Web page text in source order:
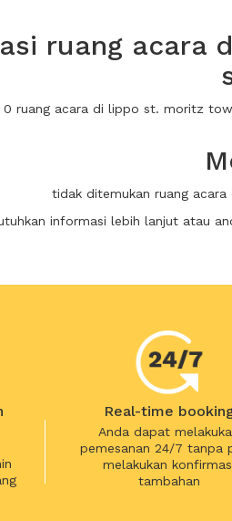
ruang
0 ruang acara di lippo st. moritz
tidak ditemukan ruang
informasi lebih lanjut atau
Real-time
Anda dapat
pemesanan 24/7 tanpa
melakukan
tambahan